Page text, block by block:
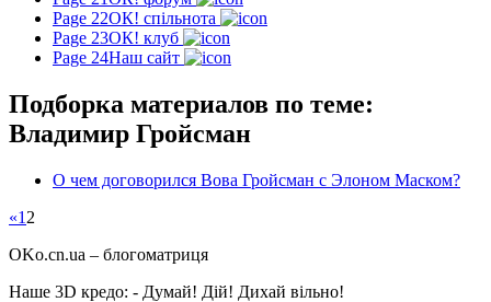
Page 22ОК! спільнота
Page 23ОК! клуб
Page 24Наш сайт
Подборка материалов по теме:
Владимир Гройсман
О чем договорился Вова Гройсман с Элоном Маском?
«1 2
OKo.cn.ua – блогоматриця
Наше 3D кредо: - Думай! Дій! Дихай вільно!